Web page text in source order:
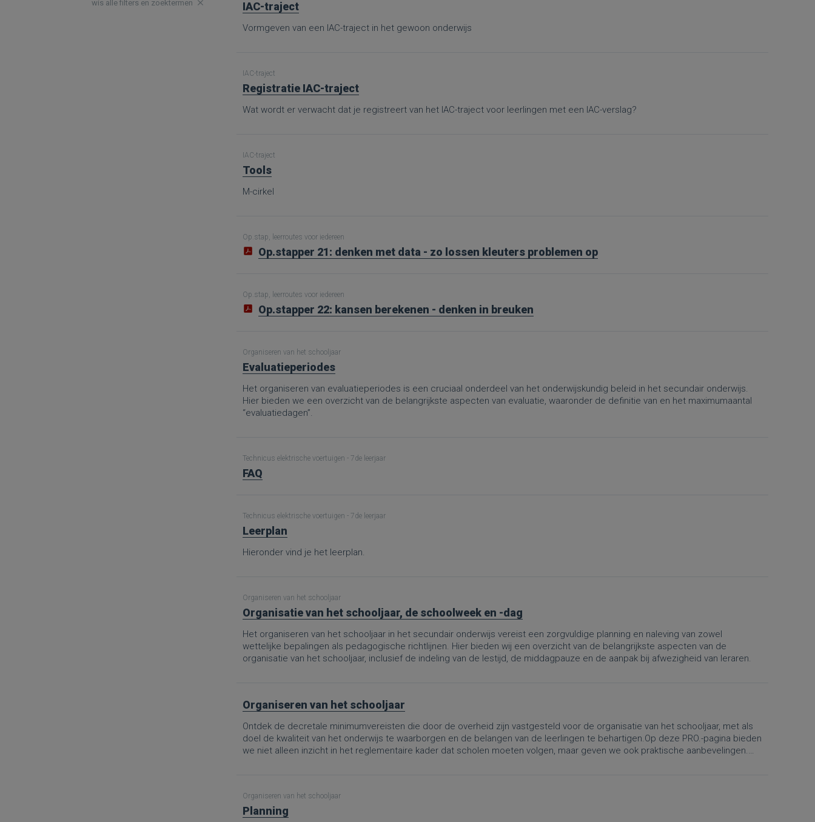
wis alle filters en zoektermen IAC-traject
Vormgeven van een IAC-traject in het gewoon onderwijs
IAC-traject
Registratie IAC-traject
Wat wordt er verwacht dat je registreert van het IAC-traject voor leerlingen met een IAC-verslag?
IAC-traject
Tools
M-cirkel
Op.stap, leerroutes voor iedereen
Op.stapper 21: denken met data - zo lossen kleuters problemen op
Op.stap, leerroutes voor iedereen
Op.stapper 22: kansen berekenen - denken in breuken
Organiseren van het schooljaar
Evaluatieperiodes
Het organiseren van evaluatieperiodes is een cruciaal onderdeel van het onderwijskundig beleid in het secundair onderwijs.
Hier bieden we een overzicht van de belangrijkste aspecten van evaluatie, waaronder de definitie van en het maximumaantal
“evaluatiedagen”.
Technicus elektrische voertuigen - 7de leerjaar
FAQ
Technicus elektrische voertuigen - 7de leerjaar
Leerplan
Hieronder vind je het leerplan.
Organiseren van het schooljaar
Organisatie van het schooljaar, de schoolweek en -dag
Het organiseren van het schooljaar in het secundair onderwijs vereist een zorgvuldige planning en naleving van zowel
wettelijke bepalingen als pedagogische richtlijnen. Hier bieden wij een overzicht van de belangrijkste aspecten van de
organisatie van het schooljaar, inclusief de indeling van de lestijd, de middagpauze en de aanpak bij afwezigheid van leraren.
Organiseren van het schooljaar
Ontdek de decretale minimumvereisten die door de overheid zijn vastgesteld voor de organisatie van het schooljaar, met als
doel de kwaliteit van het onderwijs te waarborgen en de belangen van de leerlingen te behartigen.Op deze PRO.-pagina bieden
we niet alleen inzicht in het reglementaire kader dat scholen moeten volgen, maar geven we ook praktische aanbevelingen.
het schooljaar, dat definitief werd goedgekeurd op 8 mei 2026. De wijzigingen gelden vanaf 1 september 2026.
Organiseren van het schooljaar
Planning